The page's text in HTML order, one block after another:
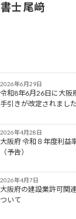
士 尾﨑
2026年6月29日
令和8年6月26日に大阪
手引きが改定されました
2026年4月28日
大阪府 令和８年度利益
（予告）
2026年4月7日
大阪府の建設業許可関
ついて